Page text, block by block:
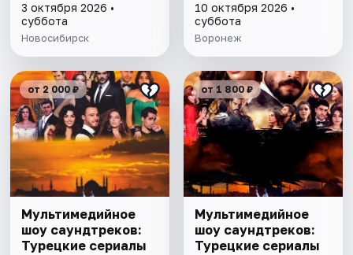
3 октября 2026 •
суббота
Новосибирск
10 октября 2026 •
суббота
Воронеж
от 2 000 ₽
Мультимедийное
шоу саундтреков:
Турецкие сериалы
от 1 800 ₽
Мультимедийное
шоу саундтреков:
Турецкие сериалы